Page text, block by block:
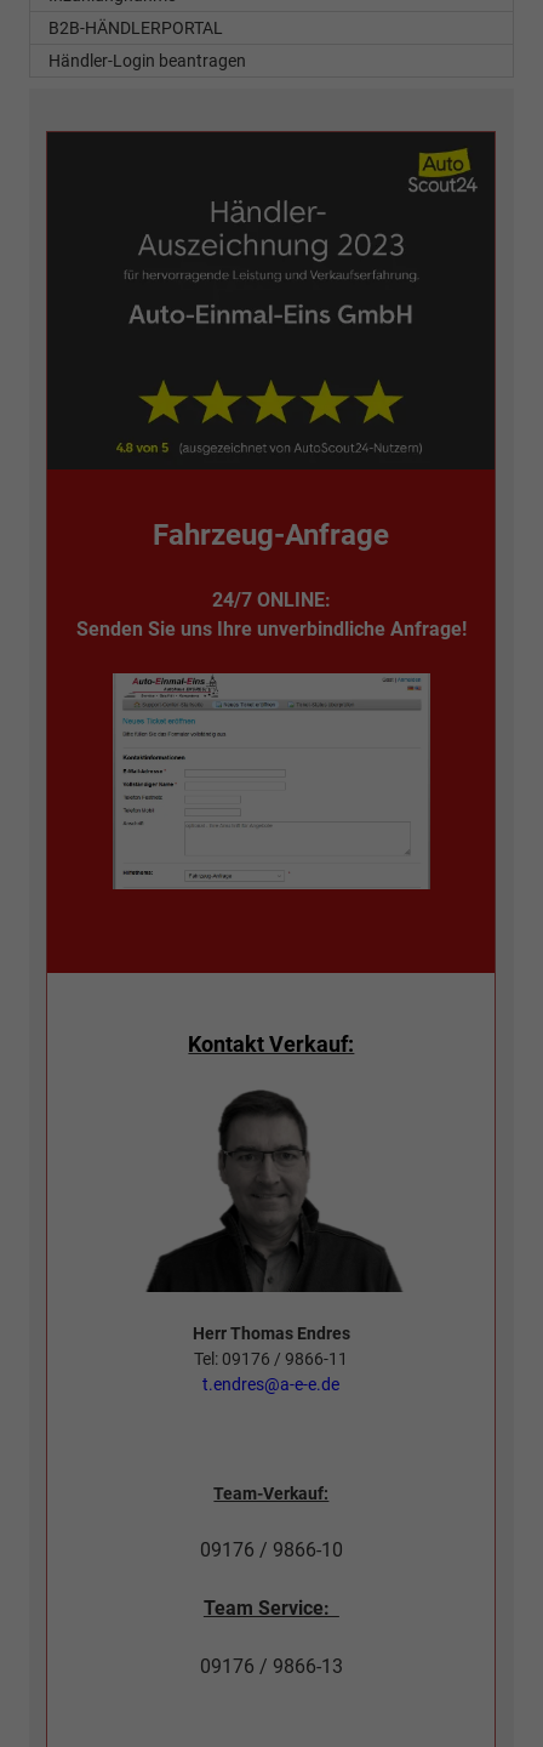
B2B-HÄNDLERPORTAL
Händler-Login beantragen
Fahrzeug-Anfrage
24/7 ONLINE:
Senden Sie uns Ihre unverbindliche Anfrage!
Kontakt Verkauf:
Herr Thomas Endres
Tel: 09176 / 9866-11
t.endres@a-e-e.de
Team-Verkauf:
09176 / 9866-10
Team Service:
09176 / 9866-13